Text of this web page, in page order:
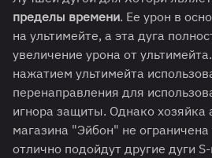
пределы времени. Ее урон в
на ультимейте, а эта дуга
увеличение урона от
нажатием ультимейта
перенаправления для
игнора защиты. Однако хозяйка
магазина "Эйбон" не ограничена
отлично подойдут другие дуги